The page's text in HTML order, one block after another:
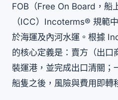
FOB（Free On Board，船
（ICC）Incoterms® 規範
於海運及內河水運。根據
的核心定義是：賣方（出口
裝運港，並完成出口清關；
船隻之後，風險與費用即轉